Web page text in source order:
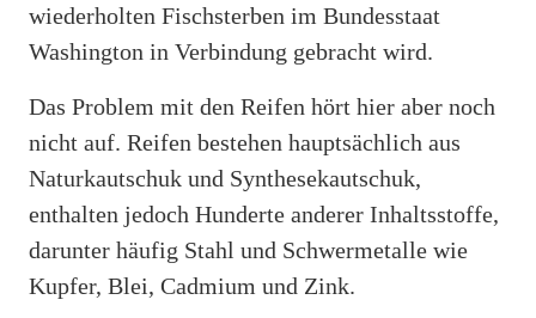
wiederholten Fischsterben im Bundesstaat
Washington in Verbindung gebracht wird.
Das Problem mit den Reifen hört hier aber noch
nicht auf. Reifen bestehen hauptsächlich aus
Naturkautschuk und Synthesekautschuk,
enthalten jedoch Hunderte anderer Inhaltsstoffe,
darunter häufig Stahl und Schwermetalle wie
Kupfer, Blei, Cadmium und Zink.